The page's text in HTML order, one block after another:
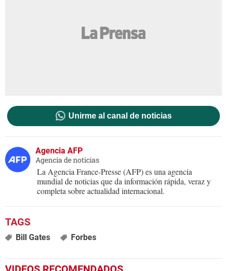
Unirme al canal de noticias
Agencia AFP
Agencia de noticias
La Agencia France-Presse (AFP) es una agencia
mundial de noticias que da información rápida, veraz y
completa sobre actualidad internacional.
Bill Gates Forbes